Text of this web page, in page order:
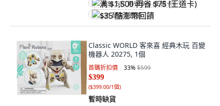
满 $1,500 再省 $75 (王道卡)
$35 酷澎幣回饋
Classic WORLD 客來喜 經典木玩 百變
機器人 20275, 1個
首購折扣價 33%$599
$399
($399.00/1個)
暫時缺貨